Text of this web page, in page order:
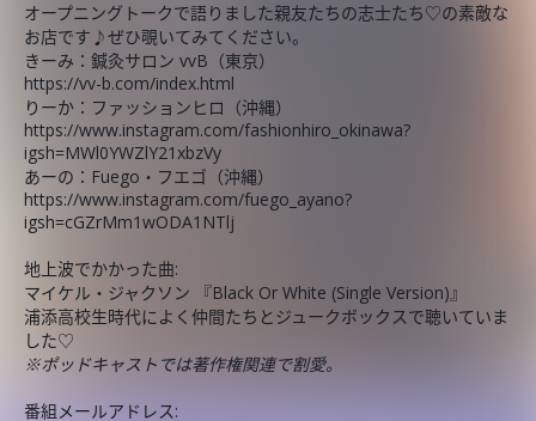
オープニングトークで語りました親友たちの志士たち♡の素敵な
お店です♪ぜひ覗いてみてください。
きーみ：鍼灸サロン vvB（東京）
https://vv-b.com/index.html
りーか：ファッションヒロ（沖縄）
https://www.instagram.com/fashionhiro_okinawa?
igsh=MWl0YWZlY21xbzVy
あーの：Fuego・フエゴ（沖縄）
https://www.instagram.com/fuego_ayano?
igsh=cGZrMm1wODA1NTlj
地上波でかかった曲:
マイケル・ジャクソン 『Black Or White (Single Version)』
浦添高校生時代によく仲間たちとジュークボックスで聴いていま
した♡
※ポッドキャストでは著作権関連で割愛。
番組メールアドレス: